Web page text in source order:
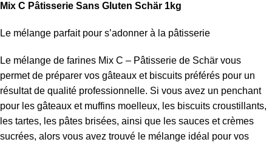
Mix C Pâtisserie Sans Gluten Schär 1kg
Le mélange parfait pour s’adonner à la pâtisserie
Le mélange de farines Mix C – Pâtisserie de Schär vous
permet de préparer vos gâteaux et biscuits préférés pour un
résultat de qualité professionnelle. Si vous avez un penchant
pour les gâteaux et muffins moelleux, les biscuits croustillants,
les tartes, les pâtes brisées, ainsi que les sauces et crèmes
sucrées, alors vous avez trouvé le mélange idéal pour vos